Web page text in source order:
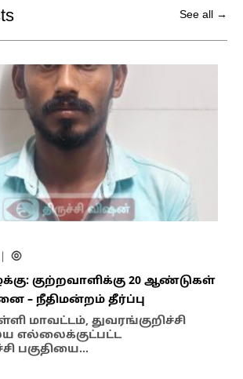
See all →
குற்றவாளிக்கு 20 ஆண்டுகள்
– நீதிமன்றம் தீர்ப்பு
மாவட்டம், துவரங்குறிச்சி
எல்லைக்குட்பட்ட
பகுதியை…